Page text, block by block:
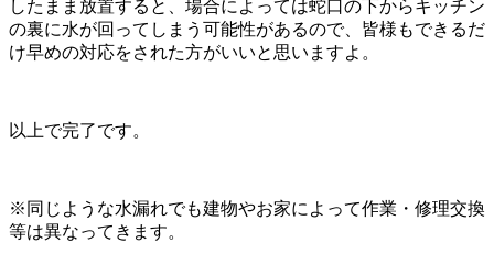
したまま放置すると、場合によっては蛇口の下からキッチン
の裏に水が回ってしまう可能性があるので、皆様もできるだ
け早めの対応をされた方がいいと思いますよ。
以上で完了です。
※同じような水漏れでも建物やお家によって作業・修理交換
等は異なってきます。